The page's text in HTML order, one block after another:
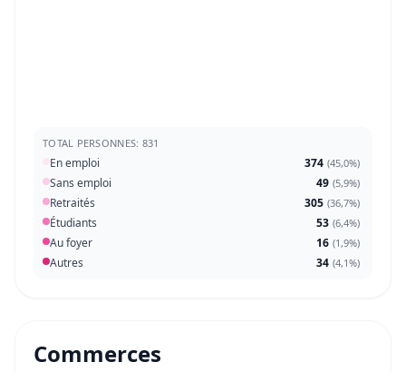
TOTAL PERSONNES: 831
En emploi 374 (45,0%)
Sans emploi 49 (5,9%)
Retraités 305 (36,7%)
Étudiants 53 (6,4%)
Au foyer 16 (1,9%)
Autres 34 (4,1%)
Commerces